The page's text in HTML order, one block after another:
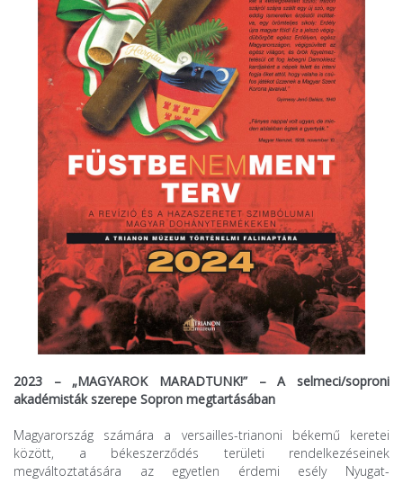
2023 – „MAGYAROK MARADTUNK!” – A selmeci/soproni
akadémisták szerepe Sopron megtartásában
Magyarország számára a versailles-trianoni békemű keretei
között, a békeszerződés területi rendelkezéseinek
megváltoztatására az egyetlen érdemi esély Nyugat-